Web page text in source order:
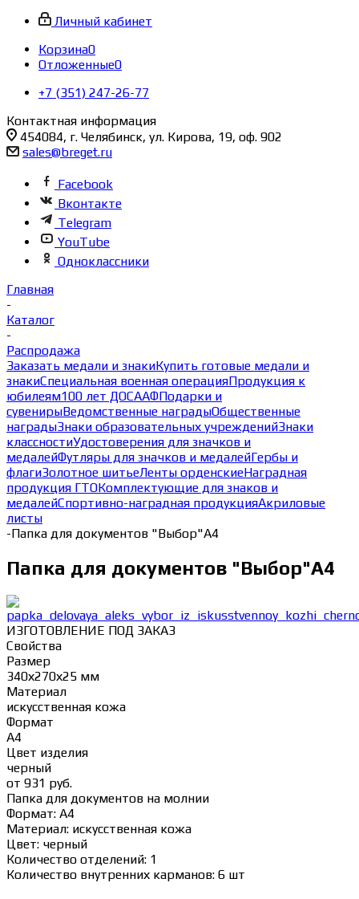
Личный кабинет
Корзина0
Отложенные0
+7 (351) 247-26-77
Контактная информация
454084, г. Челябинск, ул. Кирова, 19, оф. 902
sales@breget.ru
Facebook
Вконтакте
Telegram
YouTube
Одноклассники
Главная
-
Каталог
-
Распродажа
Заказать медали и знакиКупить готовые медали и
знакиСпециальная военная операцияПродукция к
юбилеям100 лет ДОСААФПодарки и
сувенирыВедомственные наградыОбщественные
наградыЗнаки образовательных учрежденийЗнаки
классностиУдостоверения для значков и
медалейФутляры для значков и медалейГербы и
флагиЗолотное шитьеЛенты орденскиеНаградная
продукция ГТОКомплектующие для знаков и
медалейСпортивно-наградная продукцияАкриловые
листы
-Папка для документов "Выбор"А4
Папка для документов "Выбор"А4
ИЗГОТОВЛЕНИЕ ПОД ЗАКАЗ
Свойства
Размер
340х270х25 мм
Материал
искусственная кожа
Формат
А4
Цвет изделия
черный
от 931 руб.
Папка для документов на молнии
Формат: А4
Материал: искусственная кожа
Цвет: черный
Количество отделений: 1
Количество внутренних карманов: 6 шт